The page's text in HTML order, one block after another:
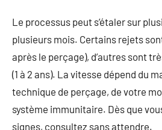
Le processus peut s’étaler sur
plusieurs mois. Certains rejets
après le perçage), d’autres sont
(1 à 2 ans). La vitesse dépend du
technique de perçage, de votre
système immunitaire. Dès que
signes, consultez sans attendre.